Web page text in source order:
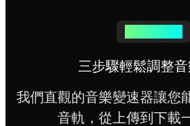
三步驟輕鬆調整
我們直觀的音樂變速器讓您
音軌，從上傳到下載